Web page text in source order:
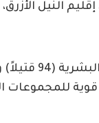
النيل الأزرق،
عسكرياً،
قوية